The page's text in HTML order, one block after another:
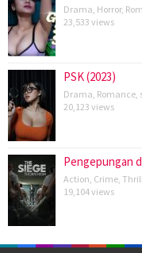
Drama Horror,
23,533 views
PSK (2023)
Drama Romance
20,123 views
Pengepungan
Action Crime
19,104 views